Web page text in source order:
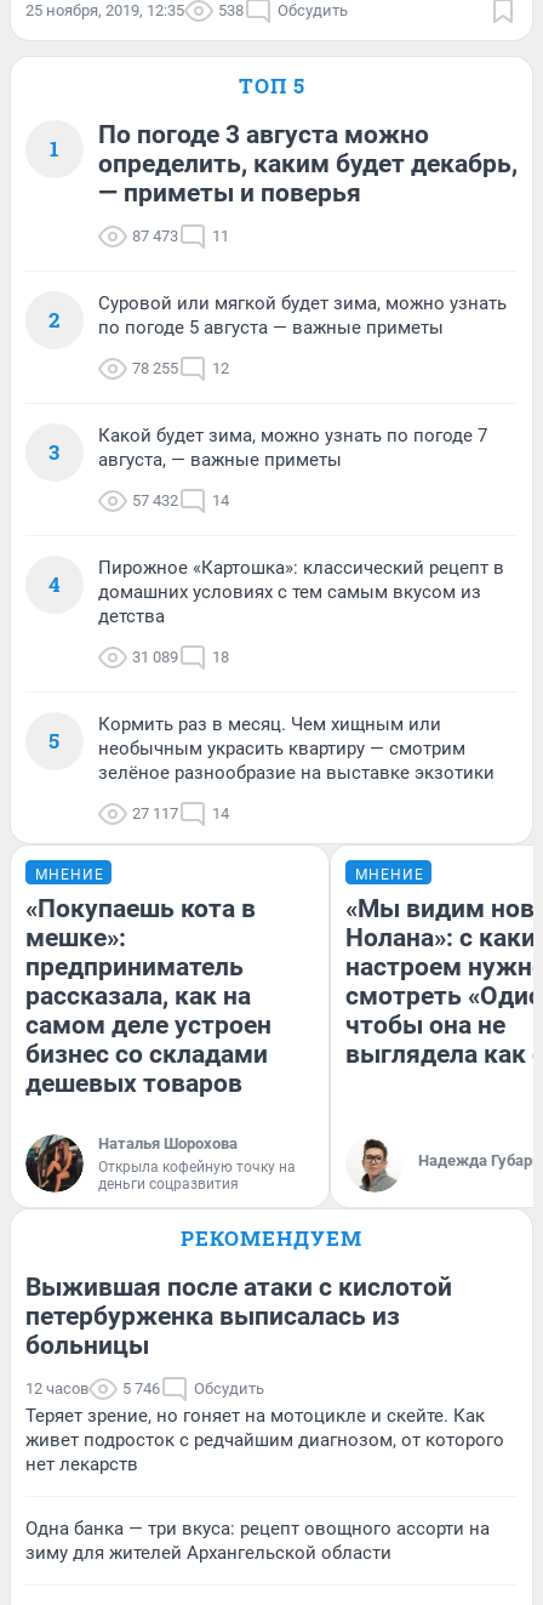
25 ноября, 2019, 12:35 538 Обсудить
ТОП 5
1
По погоде 3 августа можно
определить, каким будет декабрь,
— приметы и поверья
87 473 11
2
Суровой или мягкой будет зима, можно узнать
по погоде 5 августа — важные приметы
78 255 12
3
Какой будет зима, можно узнать по погоде 7
августа, — важные приметы
57 432 14
4
Пирожное «Картошка»: классический рецепт в
домашних условиях с тем самым вкусом из
детства
31 089 18
5
Кормить раз в месяц. Чем хищным или
необычным украсить квартиру — смотрим
зелёное разнообразие на выставке экзотики
27 117 14
МНЕНИЕ
«Покупаешь кота в
мешке»:
предприниматель
рассказала, как на
самом деле устроен
бизнес со складами
дешевых товаров
Наталья Шорохова
Открыла кофейную точку на
деньги соцразвития
МНЕНИЕ
«Мы видим
Нолана»: с
настроем
смотреть
чтобы она не
выглядела как
Надежда Губарь
РЕКОМЕНДУЕМ
Выжившая после атаки с кислотой
петербурженка выписалась из
больницы
12 часов 5 746 Обсудить
Теряет зрение, но гоняет на мотоцикле и скейте. Как
живет подросток с редчайшим диагнозом, от которого
нет лекарств
Одна банка — три вкуса: рецепт овощного ассорти на
зиму для жителей Архангельской области